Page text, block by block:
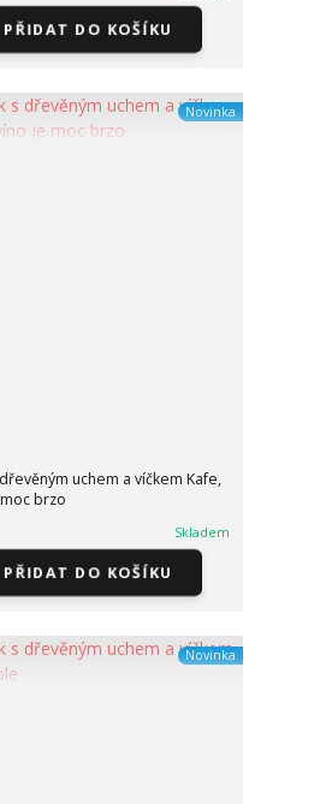
PŘIDAT DO KOŠÍKU
Novinka
uchem a víčkem Kafe,
brzo
Skladem
PŘIDAT DO KOŠÍKU
Novinka